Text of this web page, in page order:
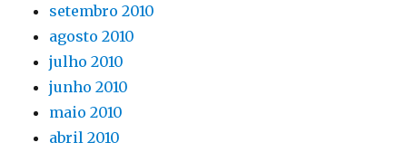
setembro 2010
agosto 2010
julho 2010
junho 2010
maio 2010
abril 2010